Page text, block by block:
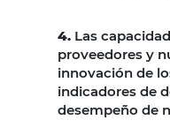
4. Las
proveedores y
innovación de
indicadores de
desempeño de